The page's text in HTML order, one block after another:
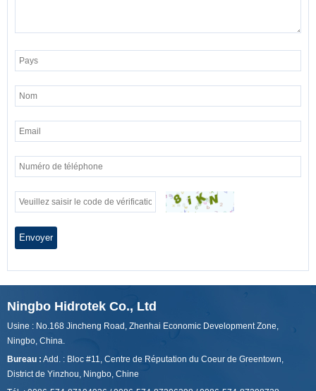
Envoyer
Ningbo Hidrotek Co., Ltd
Usine : No.168 Jincheng Road, Zhenhai Economic Development Zone,
Ningbo, China.
Bureau : Add. : Bloc #11, Centre de Réputation du Coeur de Greentown,
District de Yinzhou, Ningbo, Chine